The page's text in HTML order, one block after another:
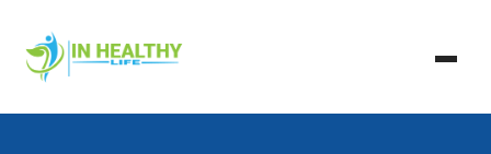
content
In Healthy Life
In Healthy Life, Healthy Life, Health Life, Doctor List,
Doctor Listing